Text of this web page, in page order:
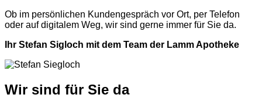
Ob im persönlichen Kundengespräch vor Ort, per Telefon
oder auf digitalem Weg, wir sind gerne immer für Sie da.
Ihr Stefan Sigloch mit dem Team der Lamm Apotheke
Wir sind für Sie da